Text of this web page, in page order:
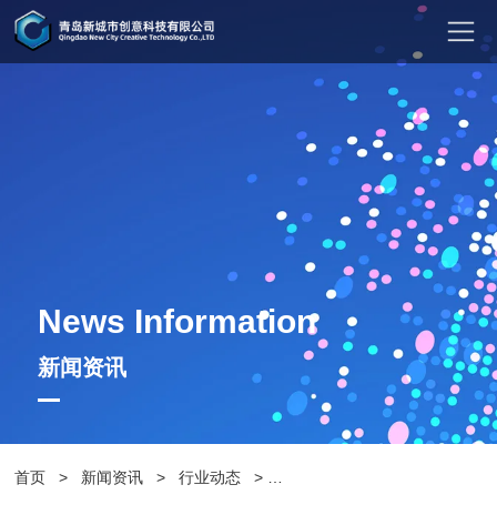
News Information
新闻资讯
首页 > 新闻资讯 > 行业动态 >